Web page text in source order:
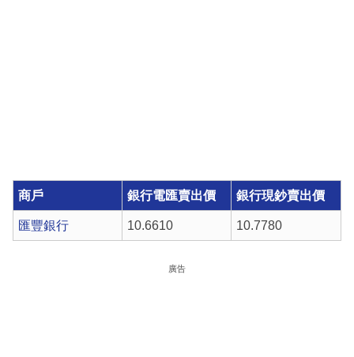
商戶 銀行電匯賣出價 銀行現鈔賣出價
匯豐銀行 10.6610 10.7780
廣告